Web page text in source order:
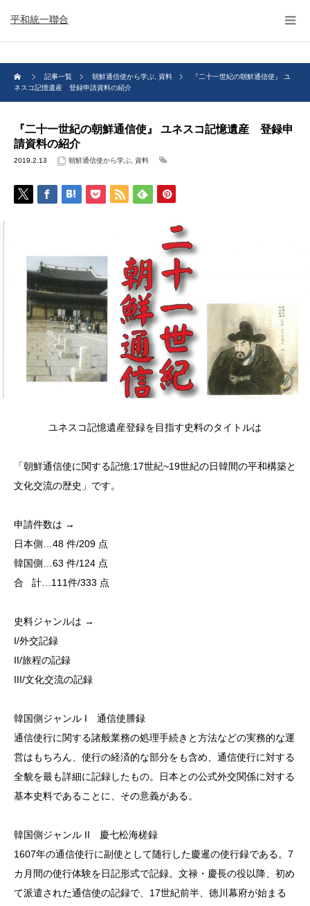
平和統一聯合
記事一覧 朝鮮通信使から学ぶ 資料
『二十一世紀の朝鮮通信使』 ユ
ネスコ記憶遺産 登録申請資料の紹介
『二十一世紀の朝鮮通信使』 ユネスコ記憶遺産 登録申
請資料の紹介
2019.2.13 朝鮮通信使から学ぶ 資料
ユネスコ記憶遺産登録を目指す史料のタイトルは
「朝鮮通信使に関する記憶:17世紀~19世紀の日韓間の平和構築と
文化交流の歴史」です。
申請件数は →
日本側…48 件/209 点
韓国側…63 件/124 点
合 計…111件/333 点
史料ジャンルは →
I/外交記録
II/旅程の記録
III/文化交流の記録
韓国側ジャンル I 通信使謄録
通信使行に関する諸般業務の処理手続きと方法などの実務的な運
営はもちろん、使行の経済的な部分をも含め、通信使行に対する
全貌を最も詳細に記録したもの。日本との公式外交関係に対する
基本史料であることに、その意義がある。
韓国側ジャンル II 慶七松海槎録
1607年の通信使行に副使として随行した慶暹の使行録である。7
カ月間の使行体験を日記形式で記録。文禄・慶長の役以降、初め
て派遣された通信使の記録で、17世紀前半、徳川幕府が始まる